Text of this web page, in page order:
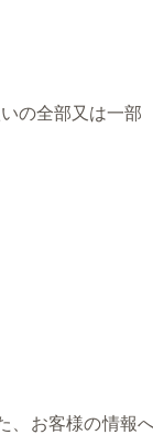
の全部又は一部
、お客様の情報